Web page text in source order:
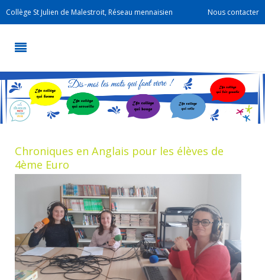
Collège St Julien de Malestroit, Réseau mennaisien Nous contacter
Chroniques en Anglais pour les élèves de
4ème Euro